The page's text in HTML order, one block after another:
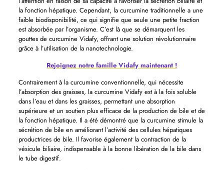
la fonction hépatique. Cependant, la curcumine traditionnelle a une
faible biodisponibilité, ce qui signifie que seule une petite fraction
est absorbée par l’organisme. C’est là que se démarquent les
gouttes de curcumine Vidafy, offrant une solution révolutionnaire
grâce à l’utilisation de la nanotechnologie.
Rejoignez notre famille Vidafy maintenant !
Contrairement à la curcumine conventionnelle, qui nécessite
l’absorption des graisses, la curcumine Vidafy est à la fois soluble
dans l’eau et dans les graisses, permettant une absorption
supérieure et un soutien plus efficace de la production de bile et de
la fonction hépatique. Il a été démontré que la curcumine stimule la
sécrétion de bile en améliorant l’activité des cellules hépatiques
productrices de bile. Il favorise également la contraction de la
vésicule biliaire, indispensable à la bonne libération de la bile dans
le tube digestif.